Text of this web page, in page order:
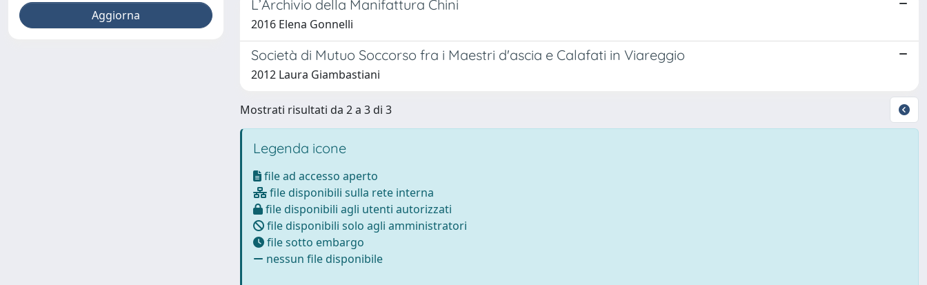
L’Archivio della Manifattura Chini
2016 Elena Gonnelli
Società di Mutuo Soccorso fra i Maestri d'ascia e Calafati in Viareggio
2012 Laura Giambastiani
Mostrati risultati da 2 a 3 di 3
Legenda icone
file ad accesso aperto
file disponibili sulla rete interna
file disponibili agli utenti autorizzati
file disponibili solo agli amministratori
file sotto embargo
nessun file disponibile